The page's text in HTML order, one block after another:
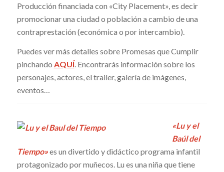
Producción financiada con «City Placement», es decir
promocionar una ciudad o población a cambio de una
contraprestación (económica o por intercambio).
Puedes ver más detalles sobre Promesas que Cumplir
pinchando AQUÍ. Encontrarás información sobre los
personajes, actores, el trailer, galería de imágenes,
eventos…
«Lu y el
Baúl del
Tiempo»es un divertido y didáctico programa infantil
protagonizado por muñecos. Lu es una niña que tiene